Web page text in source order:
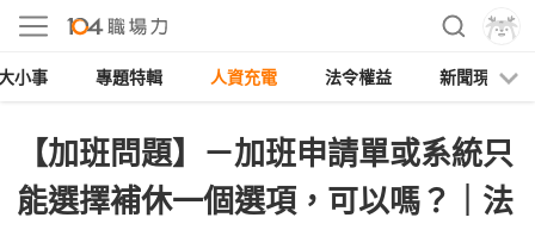
小事 專題特輯 人資充電 法令權益 新聞現場
【加班問題】－加班申請單或系統只
能選擇補休一個選項，可以嗎？｜法